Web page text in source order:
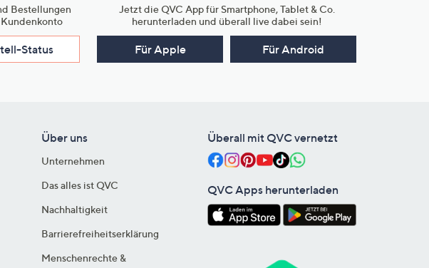
Bestellungen
Status
Jetzt die QVC App für Smartphone, Tablet & Co.
herunterladen und überall live dabei sein!
Für Apple Für Android
Über uns
Unternehmen
Das alles ist QVC
Nachhaltigkeit
Barrierefreiheitserklärung
Menschenrechte &
Überall mit QVC vernetzt
QVC Apps herunterladen